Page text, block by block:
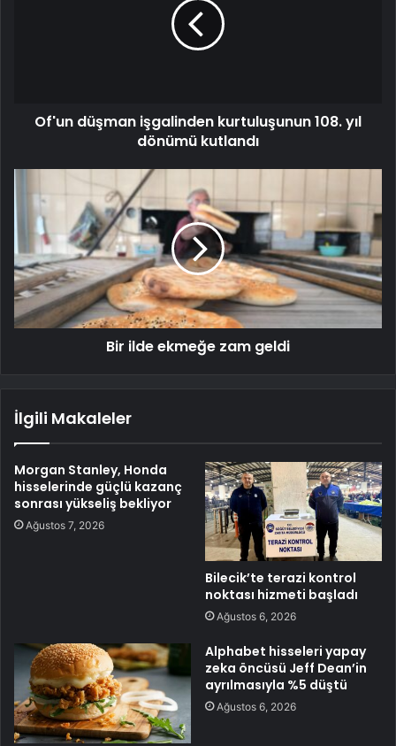
Of'un düşman işgalinden kurtuluşunun 108. yıl
dönümü kutlandı
Bir ilde ekmeğe zam geldi
İlgili Makaleler
Morgan Stanley, Honda
hisselerinde güçlü kazanç
sonrası yükseliş bekliyor
Ağustos 7, 2026
Bilecik’te terazi kontrol
noktası hizmeti başladı
Ağustos 6, 2026
Alphabet hisseleri yapay
zeka öncüsü Jeff Dean’in
ayrılmasıyla %5 düştü
Ağustos 6, 2026